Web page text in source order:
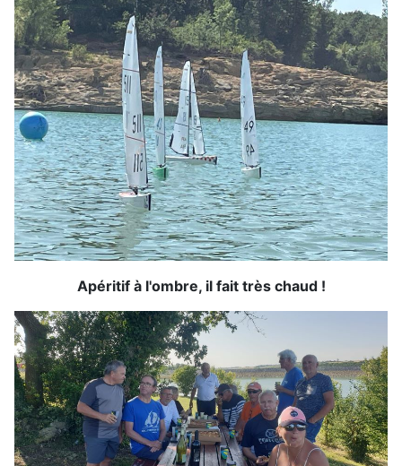
Apéritif à l'ombre, il fait très chaud !